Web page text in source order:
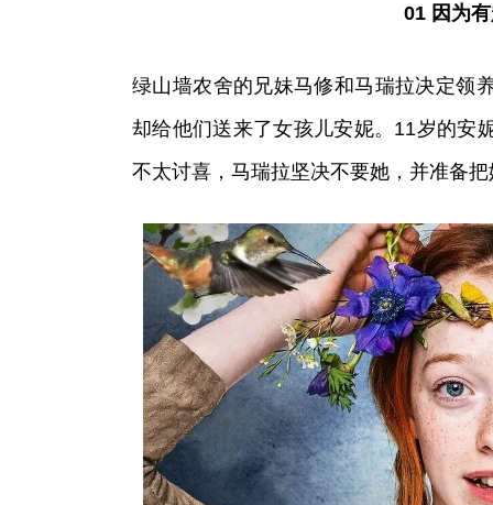
01 因为
绿山墙农舍的兄妹马修和马瑞拉决定领
却给他们送来了女孩儿安妮。11岁的安
不太讨喜，马瑞拉坚决不要她，并准备